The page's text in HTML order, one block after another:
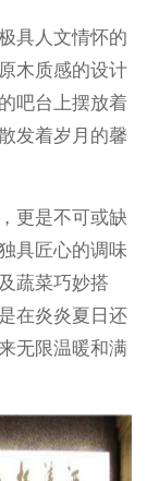
具人文情怀的
木质感的设计
吧台上摆放着
发着岁月的馨
更是不可或缺
具匠心的调味
蔬菜巧妙搭
在炎炎夏日还
无限温暖和满